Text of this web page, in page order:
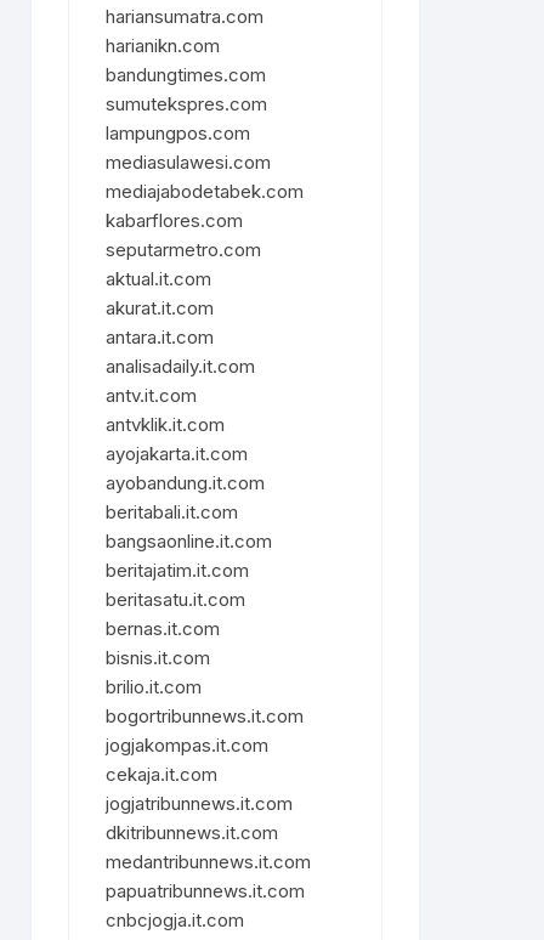
hariansumatra.com
harianikn.com
bandungtimes.com
sumutekspres.com
lampungpos.com
mediasulawesi.com
mediajabodetabek.com
kabarflores.com
seputarmetro.com
aktual.it.com
akurat.it.com
antara.it.com
analisadaily.it.com
antv.it.com
antvklik.it.com
ayojakarta.it.com
ayobandung.it.com
beritabali.it.com
bangsaonline.it.com
beritajatim.it.com
beritasatu.it.com
bernas.it.com
bisnis.it.com
brilio.it.com
bogortribunnews.it.com
jogjakompas.it.com
cekaja.it.com
jogjatribunnews.it.com
dkitribunnews.it.com
medantribunnews.it.com
papuatribunnews.it.com
cnbcjogja.it.com